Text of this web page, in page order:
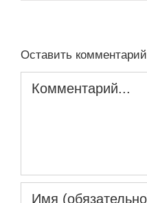
Оставить комментарий